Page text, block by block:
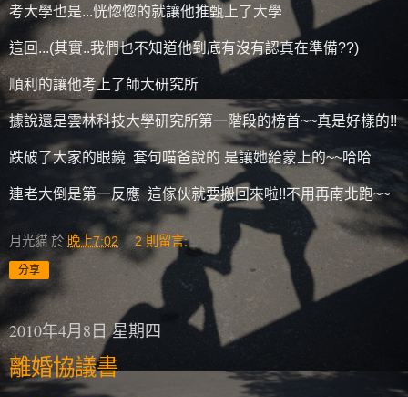
考大學也是...恍惚惚的就讓他推甄上了大學
這回...(其實..我們也不知道他到底有沒有認真在準備??)
順利的讓他考上了師大研究所
據說還是雲林科技大學研究所第一階段的榜首~~真是好樣的!!
跌破了大家的眼鏡 套句喵爸說的 是讓她給蒙上的~~哈哈
連老大倒是第一反應 這傢伙就要搬回來啦!!不用再南北跑~~
月光貓 於 晚上7:02 2 則留言:
分享
2010年4月8日 星期四
離婚協議書